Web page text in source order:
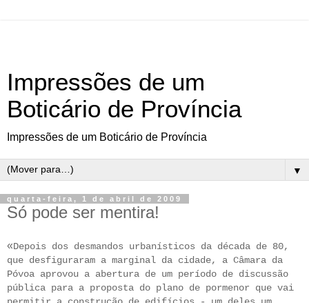
Impressões de um
Boticário de Província
Impressões de um Boticário de Província
▼
quarta-feira, 1 de abril de 2009
Só pode ser mentira!
«Depois dos desmandos urbanísticos da década de 80,
que desfiguraram a marginal da cidade, a Câmara da
Póvoa aprovou a abertura de um período de discussão
pública para a proposta do plano de pormenor que vai